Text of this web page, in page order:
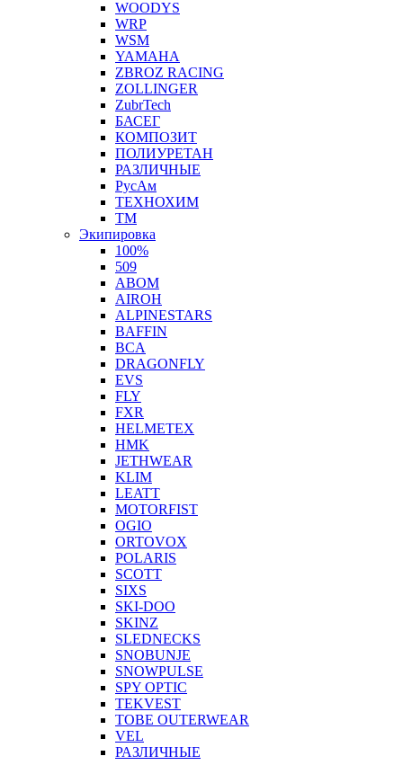
WOODYS
WRP
WSM
YAMAHA
ZBROZ RACING
ZOLLINGER
ZubrTech
БАСЕГ
КОМПОЗИТ
ПОЛИУРЕТАН
РАЗЛИЧНЫЕ
РусАм
ТЕХНОХИМ
ТМ
Экипировка
100%
509
ABOM
AIROH
ALPINESTARS
BAFFIN
BCA
DRAGONFLY
EVS
FLY
FXR
HELMETEX
HMK
JETHWEAR
KLIM
LEATT
MOTORFIST
OGIO
ORTOVOX
POLARIS
SCOTT
SIXS
SKI-DOO
SKINZ
SLEDNECKS
SNOBUNJE
SNOWPULSE
SPY OPTIC
TEKVEST
TOBE OUTERWEAR
VEL
РАЗЛИЧНЫЕ